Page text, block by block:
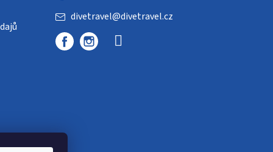
divetravel@divetravel.cz